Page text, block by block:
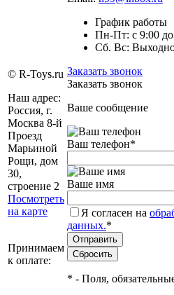
© R-Toys.ru
Наш адрес:
Россия, г.
Москва 8-й
Проезд
Марьиной
Рощи, дом
30,
строение 2
Посмотреть
на карте
Принимаем
к оплате:
График работы
Пн-Пт: с 9:00
Сб. Вс:
Заказать звонок
Заказать звонок
Ваше сообщение
Ваш телефон*
Ваше имя
Я согласен на
данных.*
* - Поля,